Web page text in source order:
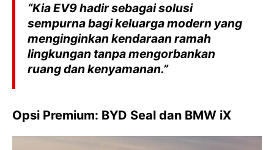
“Kia EV9 hadir sebagai solusi
sempurna bagi keluarga modern yang
menginginkan kendaraan ramah
lingkungan tanpa mengorbankan
ruang dan kenyamanan.”
Opsi Premium: BYD Seal dan BMW iX